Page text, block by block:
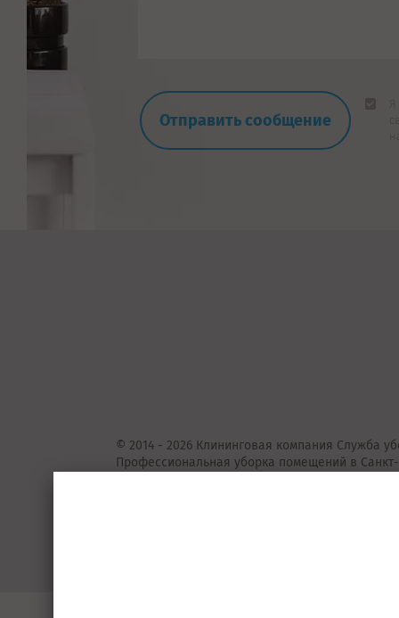
© 2014 - 2026 Клининговая компания Служба
Профессиональная уборка помещений в